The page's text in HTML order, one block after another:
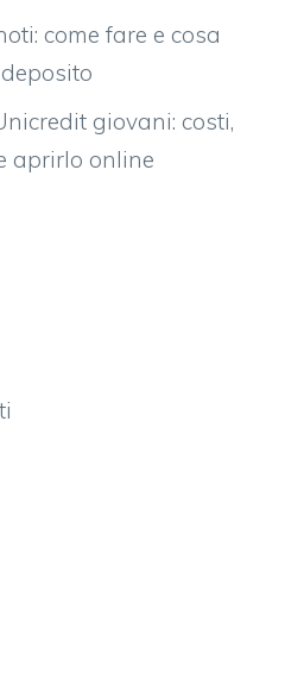
come fare e cosa
giovani: costi,
aprirlo online